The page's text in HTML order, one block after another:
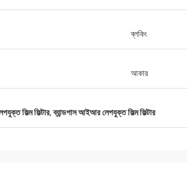
ব্লকিং
আকার
ফিল্ম ফিল্টার,ব্যান্ডপাস আইআর লেপযুক্ত ফিল্ম ফিল্টার